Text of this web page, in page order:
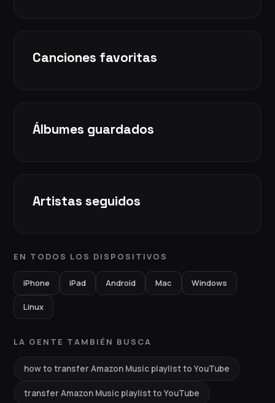
Canciones favoritas
Álbumes guardados
Artistas seguidos
EN TODOS LOS DISPOSITIVOS
iPhone iPad Android Mac Windows
Linux
LA GENTE TAMBIÉN BUSCA
how to transfer Amazon Music playlist to YouTube
transfer Amazon Music playlist to YouTube